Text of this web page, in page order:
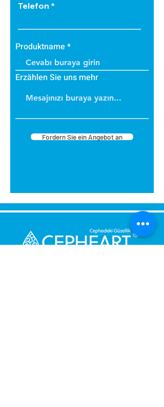
Telefon
Produktname
Erzählen Sie uns mehr
Fordern Sie ein Angebot an